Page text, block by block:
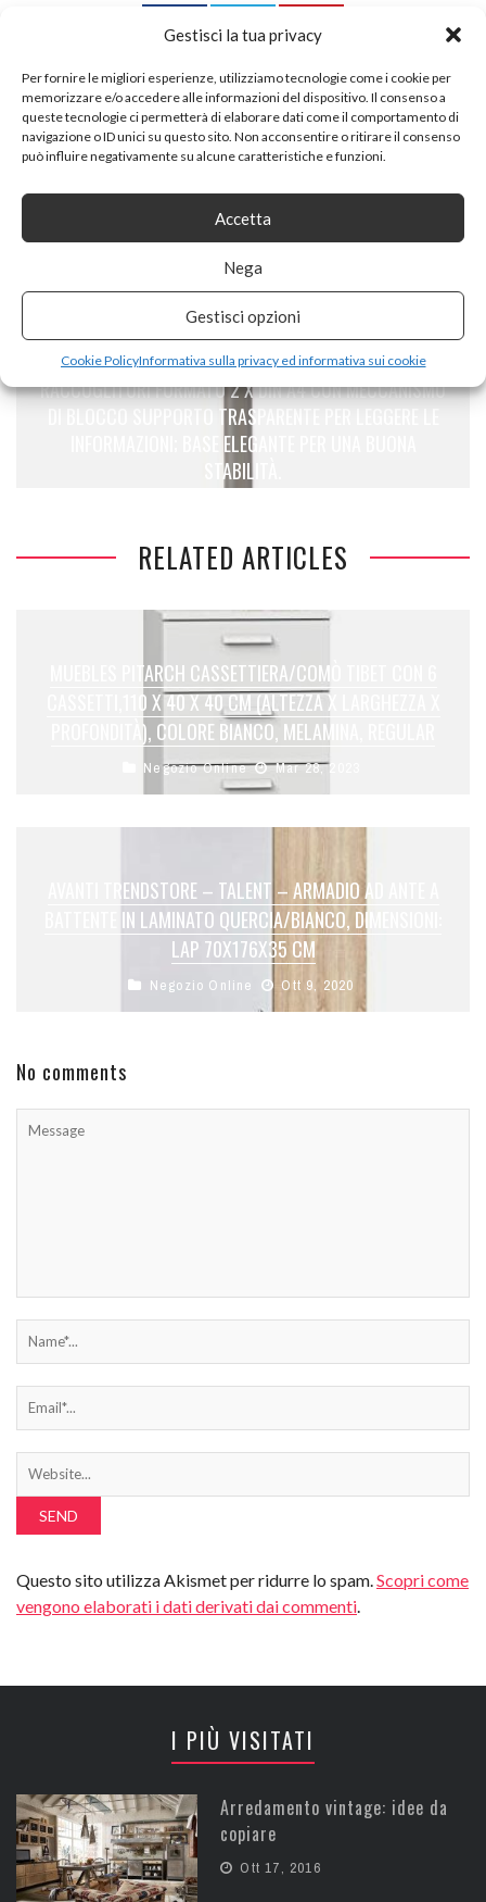
Gestisci la tua privacy
Per fornire le migliori esperienze, utilizziamo tecnologie come i cookie per
memorizzare e/o accedere alle informazioni del dispositivo. Il consenso a
queste tecnologie ci permetterà di elaborare dati come il comportamento di
navigazione o ID unici su questo sito. Non acconsentire o ritirare il consenso
può influire negativamente su alcune caratteristiche e funzioni.
Accetta
Nega
Gestisci opzioni
Cookie PolicyInformativa sulla privacy ed informativa sui cookie
PREVIOUS ARTICLE
VERNICIATO, BIANCO
NEXT ARTICLE
DISPLAY SALES ESPOSITORE DA TERRA PER
RACCOGLITORI FORMATO 2 X DIN A4 CON MECCANISMO
DI BLOCCO SUPPORTO TRASPARENTE PER LEGGERE LE
INFORMAZIONI; BASE ELEGANTE PER UNA BUONA
STABILITÀ.
RELATED ARTICLES
MUEBLES PITARCH CASSETTIERA/COMÒ TIBET CON 6
CASSETTI,110 X 40 X 40 CM (ALTEZZA X LARGHEZZA X
PROFONDITÀ), COLORE BIANCO, MELAMINA, REGULAR
Negozio Online Mar 28, 2023
AVANTI TRENDSTORE – TALENT – ARMADIO AD ANTE A
BATTENTE IN LAMINATO QUERCIA/BIANCO, DIMENSIONI:
LAP 70X176X35 CM
Negozio Online Ott 9, 2020
No comments
Questo sito utilizza Akismet per ridurre lo spam.Scopri come
vengono elaborati i dati derivati dai commenti.
I PIÙ VISITATI
Arredamento vintage: idee da
copiare
Ott 17, 2016